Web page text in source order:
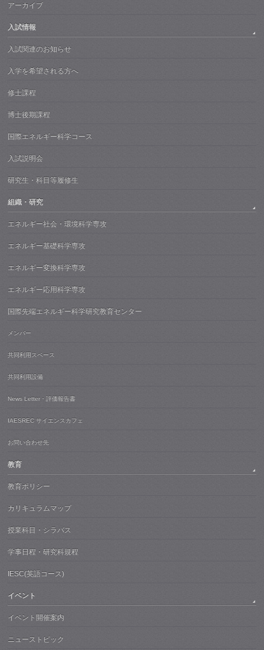
アーカイブ
入試情報
入試関連のお知らせ
入学を希望される方へ
修士課程
博士後期課程
国際エネルギー科学コース
入試説明会
研究生・科目等履修生
組織・研究
エネルギー社会・環境科学専攻
エネルギー基礎科学専攻
エネルギー変換科学専攻
エネルギー応用科学専攻
国際先端エネルギー科学研究教育センター
メンバー
共同利用スペース
共同利用設備
News Letter・評価報告書
IAESREC サイエンスカフェ
お問い合わせ先
教育
教育ポリシー
カリキュラムマップ
授業科目・シラバス
学事日程・研究科規程
IESC(英語コース)
イベント
イベント開催案内
ニューストピック